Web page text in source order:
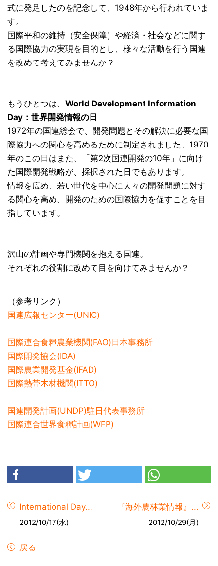
式に発足したのを記念して、1948年から行われていま
す。
国際平和の維持（安全保障）や経済・社会などに関す
る国際協力の実現を目的とし、様々な活動を行う国連
を改めて考えてみませんか？
もうひとつは、 World Development Information
Day：世界開発情報の日
1972年の国連総会で、開発問題とその解決に必要な国
際協力への関心を高めるために制定されました。1970
年のこの日はまた、「第2次国連開発の10年」に向け
た国際開発戦略が、採択された日でもあります。
情報を広め、若い世代を中心に人々の開発問題に対す
る関心を高め、開発のための国際協力を促すことを目
指しています。
沢山の計画や専門機関を抱える国連。
それぞれの役割に改めて目を向けてみませんか？
（参考リンク）
国連広報センター(UNIC)
国際連合食糧農業機関(FAO)日本事務所
国際開発協会(IDA)
国際農業開発基金(IFAD)
国際熱帯木材機関(ITTO)
国連開発計画(UNDP)駐日代表事務所
国際連合世界食糧計画(WFP)
International Day...
2012/10/17(水)
『海外農林業情報』...
2012/10/29(月)
戻る